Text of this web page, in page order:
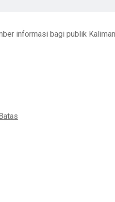
informasi bagi publik